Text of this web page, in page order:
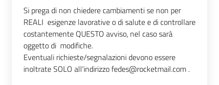
Si prega di non chiedere cambiamenti se non per
REALI esigenze lavorative o di salute e di controllare
costantemente QUESTO avviso, nel caso sarà
oggetto di modifiche.
Eventuali richieste/segnalazioni devono essere
inoltrate SOLO all'indirizzo fedes@rocketmail.com .